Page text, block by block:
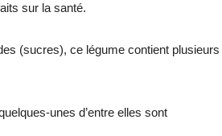
sur la santé.
(sucres), ce légume contient plusieurs
unes d’entre elles sont